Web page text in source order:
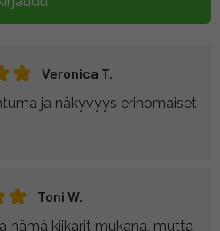
Veronica T.
ja näkyvyys erinomaiset
Toni W.
nämä kiikarit mukana, mutta